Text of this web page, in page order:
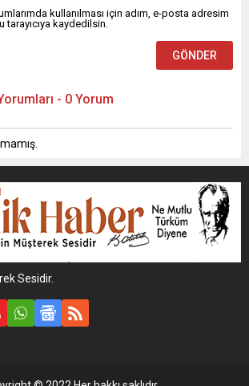
kullanılması için adım, e-posta adresim
kaydedilsin.
- 0 Yorum
Sesidir.